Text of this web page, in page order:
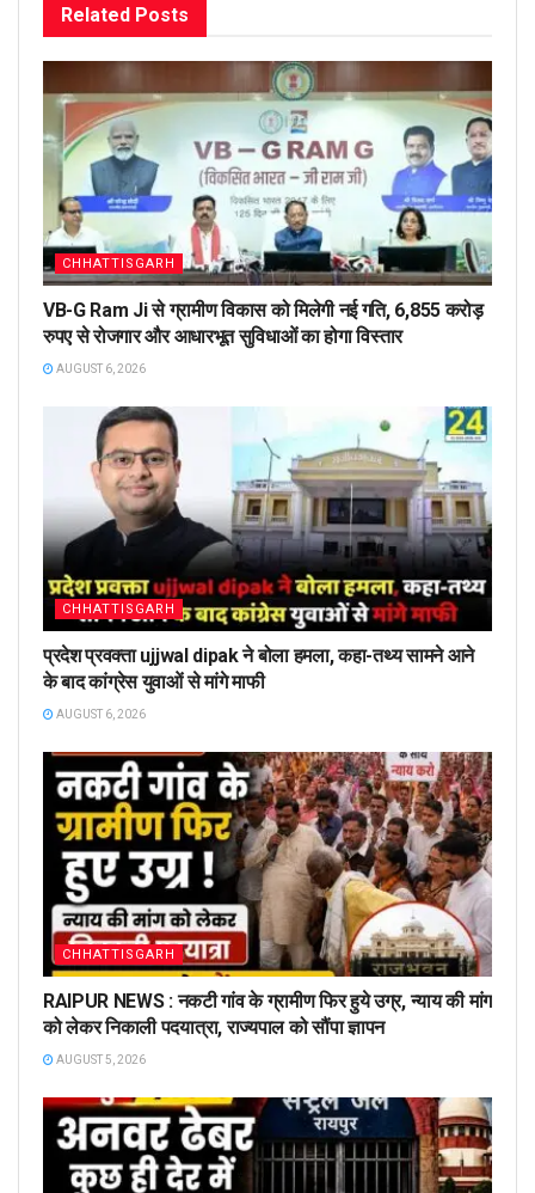
Related Posts
CHHATTISGARH
VB-G Ram Ji से ग्रामीण विकास को मिलेगी नई गति, 6,855 करोड़
रुपए से रोजगार और आधारभूत सुविधाओं का होगा विस्तार
AUGUST 6, 2026
CHHATTISGARH
प्रदेश प्रवक्ता ujjwal dipak ने बोला हमला, कहा-तथ्य सामने आने
के बाद कांग्रेस युवाओं से मांगे माफी
AUGUST 6, 2026
CHHATTISGARH
RAIPUR NEWS : नकटी गांव के ग्रामीण फिर हुये उग्र, न्याय की मांग
को लेकर निकाली पदयात्रा, राज्यपाल को सौंपा ज्ञापन
AUGUST 5, 2026